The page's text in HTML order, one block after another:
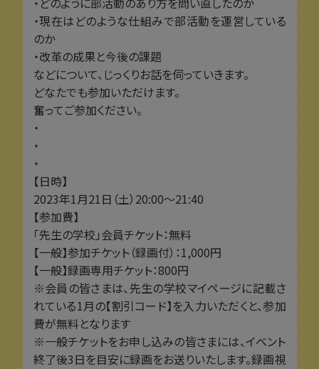
・現在はどのような仕組みで部活動を運営している
のか
・改革の成果と今後の課題
などについて、じっくりお話を伺っていきます。
どなたでも参加いただけます。
奮ってご参加ください。
・
・
・
【日時】
2023年1月21日（土）20:00〜21:40
【参加費】
「先生の学校」会員チケット：無料
【一般】参加チケット（録画付）：1,000円
【一般】録画専用チケット：800円
※会員の皆さまは、先生の学校マイページに記載さ
れている1月の【割引コード】を入力いただくと、参加
費が無料となります
※一般チケットをお申し込みの皆さまには、イベント
終了後3日を目安に録画をお送りいたします。録画視